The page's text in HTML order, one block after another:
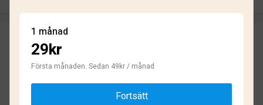
Skriv ett omdöme
Skriv omdöme
1 månad
29kr
Första månaden. Sedan 49kr / månad
Fortsätt